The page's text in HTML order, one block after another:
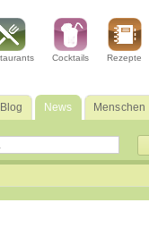
Cocktails Rezepte
Blog News Menschen